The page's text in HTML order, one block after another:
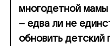
многодетной
– едва ли не
обновить детский